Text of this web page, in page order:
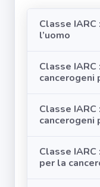
Torna alla
Classe IARC
l’uomo
Classe IARC
cancerogeni
Classe IARC
cancerogeni
Classe IARC
per la